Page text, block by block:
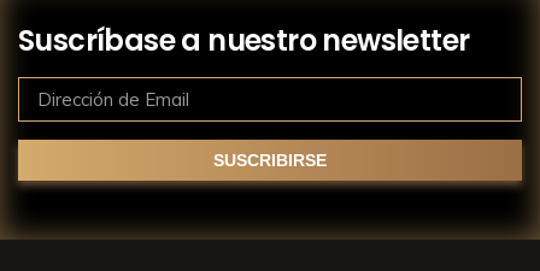
Suscríbase a nuestro newsletter